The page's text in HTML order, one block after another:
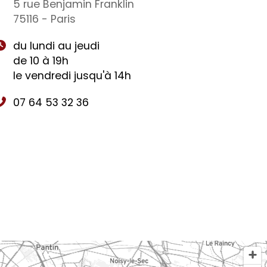
5 rue Benjamin Franklin
75116 - Paris
du lundi au jeudi
de 10 à 19h
le vendredi jusqu'à 14h
07 64 53 32 36